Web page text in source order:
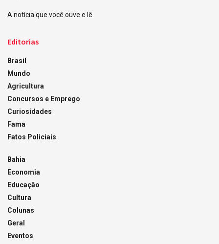
A notícia que você ouve e lê.
Editorias
Brasil
Mundo
Agricultura
Concursos e Emprego
Curiosidades
Fama
Fatos Policiais
Bahia
Economia
Educação
Cultura
Colunas
Geral
Eventos